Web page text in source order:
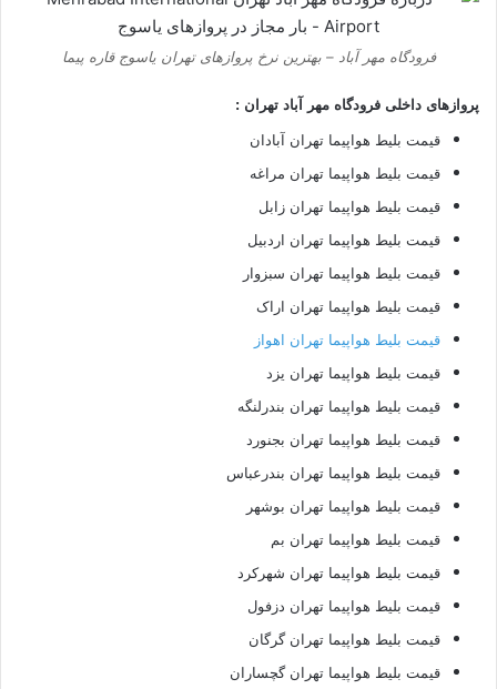
فرودگاه مهر آباد – بهترین نرخ پروازهای تهران یاسوج قاره پیما
پروازهای داخلی فرودگاه مهر آباد تهران :
قیمت بلیط هواپیما تهران آبادان
قیمت بلیط هواپیما تهران مراغه
قیمت بلیط هواپیما تهران زابل
قیمت بلیط هواپیما تهران اردبیل
قیمت بلیط هواپیما تهران سبزوار
قیمت بلیط هواپیما تهران اراک
قیمت بلیط هواپیما تهران اهواز
قیمت بلیط هواپیما تهران یزد
قیمت بلیط هواپیما تهران بندرلنگه
قیمت بلیط هواپیما تهران بجنورد
قیمت بلیط هواپیما تهران بندرعباس
قیمت بلیط هواپیما تهران بوشهر
قیمت بلیط هواپیما تهران بم
قیمت بلیط هواپیما تهران شهرکرد
قیمت بلیط هواپیما تهران دزفول
قیمت بلیط هواپیما تهران گرگان
قیمت بلیط هواپیما تهران گچساران